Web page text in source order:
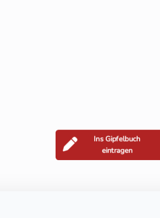
Ins Gipfelbuch
eintragen